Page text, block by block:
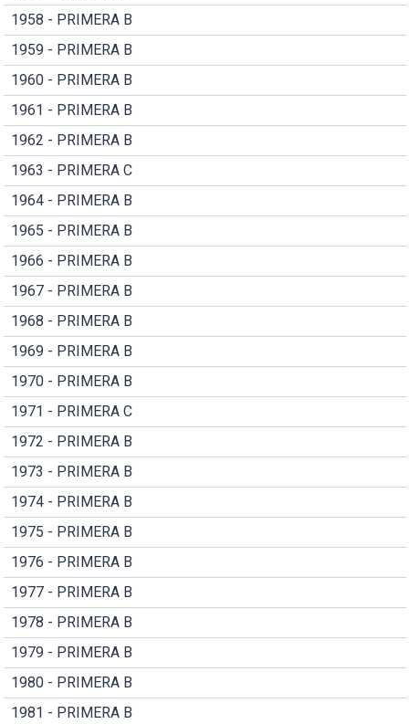
1958 - PRIMERA B
1959 - PRIMERA B
1960 - PRIMERA B
1961 - PRIMERA B
1962 - PRIMERA B
1963 - PRIMERA C
1964 - PRIMERA B
1965 - PRIMERA B
1966 - PRIMERA B
1967 - PRIMERA B
1968 - PRIMERA B
1969 - PRIMERA B
1970 - PRIMERA B
1971 - PRIMERA C
1972 - PRIMERA B
1973 - PRIMERA B
1974 - PRIMERA B
1975 - PRIMERA B
1976 - PRIMERA B
1977 - PRIMERA B
1978 - PRIMERA B
1979 - PRIMERA B
1980 - PRIMERA B
1981 - PRIMERA B